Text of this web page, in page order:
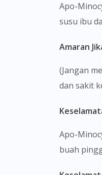
Apo-
susu ibu
Amaran
(Jangan
dan sakit
Apo-
buah